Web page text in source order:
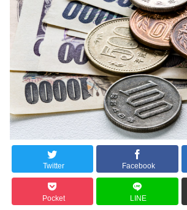
Twitter Facebook
Pocket LINE